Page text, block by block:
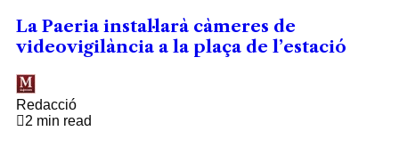
La Paeria instal·larà càmeres de
videovigilància a la plaça de l’estació
Redacció
2 min read